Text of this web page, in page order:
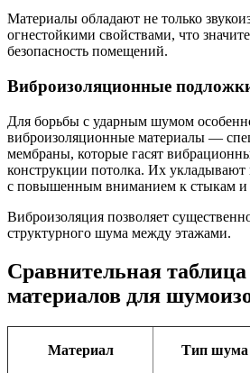
Материалы обладают не только
огнестойкими свойствами, что
безопасность помещений.
Виброизоляционные
Для борьбы с ударным шумом
виброизоляционные материалы —
мембраны, которые гасят
конструкции потолка. Их укладывают
с повышенным вниманием к стыкам и
Виброизоляция позволяет
структурного шума между этажами.
Сравнительная
материалов для
Материал Тип шума